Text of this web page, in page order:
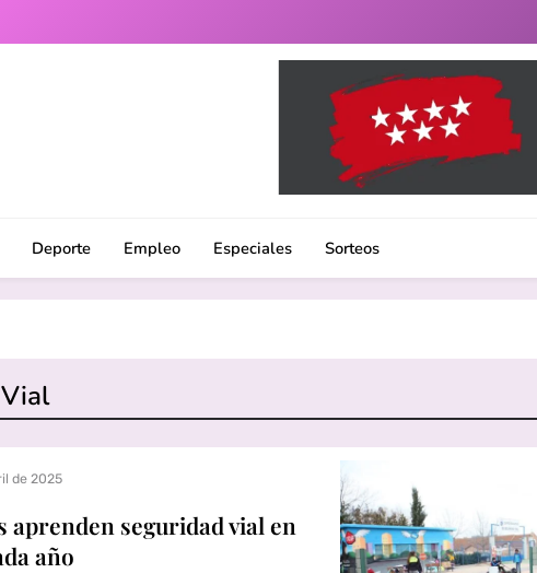
de referencia en Fuenlabrada. Noticias, eventos culturales,
Deporte Empleo Especiales Sorteos
de 2025
aprenden seguridad vial en
año